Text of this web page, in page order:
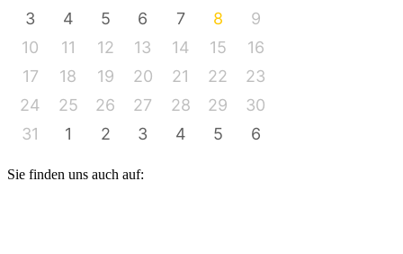
3
4 5 6 7 8
9
10
11 12 13 14 15
16
17
18 19 20 21 22
23
24
25 26 27 28 29
30
31
1 2 3 4 5 6
Sie finden uns auch auf: